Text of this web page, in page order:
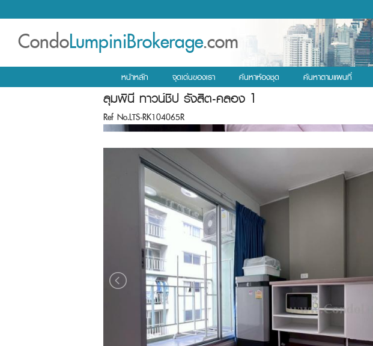
CondoLumpiniBrokerage.com
หน้าหลัก จุดเด่นของเรา ค้นหาห้องชุด ค้นหาตามแผนที่
ลุมพินี ทาวน์ชิป รังสิต-คลอง 1
Ref No.LTS-RK104065R